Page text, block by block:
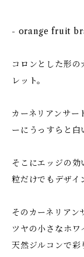
- orange fruit
コロンとした形の
レット。
カーネリアンサー
ーにうっすらと白
そこにエッジの効
粒だけでもデザイ
そのカーネリアン
ツヤの小さなホワ
天然ジルコンで彩